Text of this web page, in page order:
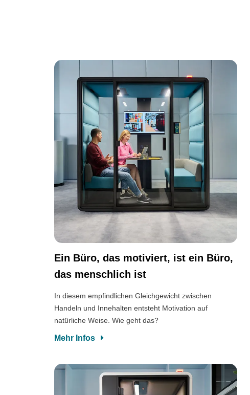
Ein Büro, das motiviert, ist ein Büro,
das menschlich ist
In diesem empfindlichen Gleichgewicht zwischen
Handeln und Innehalten entsteht Motivation auf
natürliche Weise. Wie geht das?
Mehr Infos